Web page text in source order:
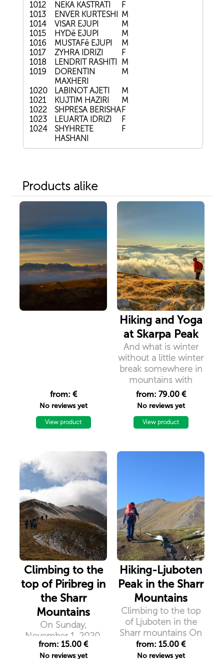
1012 NEKA KASTRATI
F
1013
ENVER KURTESHI M
1014
VISAR EJUPI
M
1015
HYDë EJUPI
M
1016
MUSTAFë EJUPI
M
1017
ZYHRA IDRIZI
F
1018
LENDRIT RASHITI M
1019
DORENTIN
MAXHERI
M
1020
LABINOT AJETI
M
1021
KUJTIM HAZIRI
M
1022
SHPRESA BERISHAF
1023
LEUARTA IDRIZI
F
1024
SHYHRETE
HASHANI
F
Products alike
from: €
No reviews yet
View product
Hiking and Yoga
at Skarpa Peak
And what is winter
without a little winter
break somewhere in
mountains with
snow? Join us for
hiking and yoga at
Skarpa Peak. Skarpa
Peak is located on
to see, “Vertopi” “Maja
e Zeze”, Liqeni i
Karanikolles”, all
peaks of “via Dinarica
trail”.
from: 79.00 €
No reviews yet
View product
Climbing to the
top of Piribreg in
the Sharr
Mountains
On Sunday,
November 1, 2020,
the group of
from: 15.00 €
No reviews yet
Hiking-Ljuboten
Peak in the Sharr
Mountains
Climbing to the top
of Ljuboten in the
Sharr mountains On
Saturday, 28.11.2020
in honor of the
from: 15.00 €
No reviews yet